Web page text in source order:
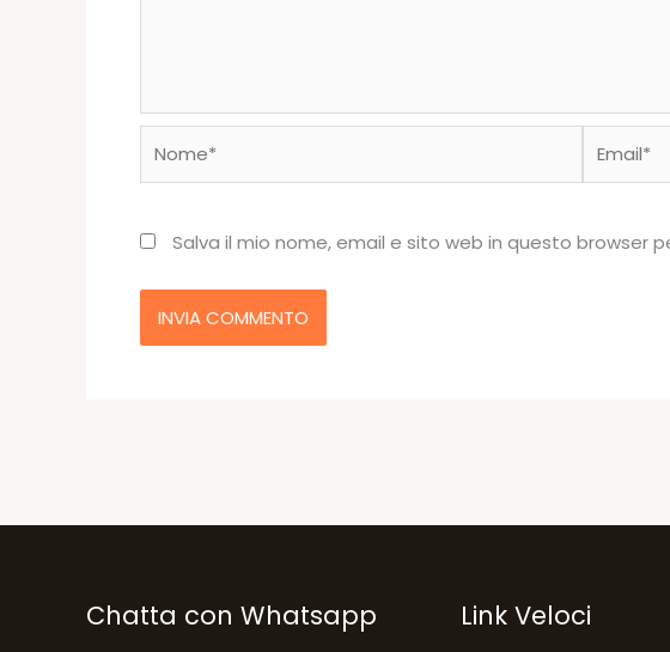
Salva il mio nome, email e sito web in questo browser
Chatta con Whatsapp Link Veloci